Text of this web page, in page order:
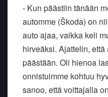
- Kun päästiin tänään
automme (Škoda) on
auto ajaa, vaikka keli
hirveäksi. Ajattelin,
päästään. Oli hienoa
onnistuimme kohtuu
sanoo, että voittajalla